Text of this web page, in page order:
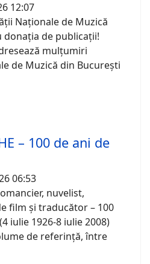
12:07
Naționale de Muzică
de publicații!
mulțumiri
de Muzică din București
– 100 de ani de
06:53
nuvelist,
film și traducător – 100
iulie 1926-8 iulie 2008)
de referință, între